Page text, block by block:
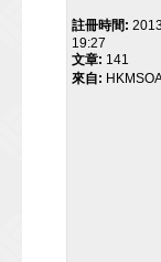
註冊時間:
19:27
文章: 141
來自: